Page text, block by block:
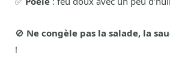
🚫 Ne congèle pas la salade, la
!